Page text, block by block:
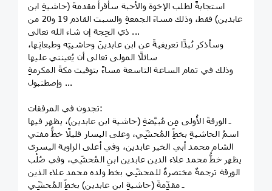
استجابةً لطلب الإخوة والأحبة سأقرأ مقدمةَ (حاشيةِ ابن
عابدين) فقط، وذلك مساءَ الجمعةِ والسبت القادم 19 و20 من
ذي الحِجة إن شاء الله تعالى ...
وسأذكر نُبذًا تعريفيةً عن ابن عابدينَ وحاشيتِه وطبعاتِها،
سائلًا المولى تعالى أن يُعينني عليها
وذلك في تمام الساعة التاسعة مساءً بتوقيت مكةَ المكرمةِ
وإصطنبول ...
تجدون في المرفقات:
ـ الورقةَ الأُولى مِن مُبيَّضةِ (حاشية ابن عابدين)، يظهر فيها
اسمُ الحاشيةِ بخطِّ المُحشِّي، وعلى اليسار قليلًا خطُّ مفتي
الشام محمد أبي الخير عابدين، وفي أعلى الزاوية اليسرى
يظهر خطُّ محمد علاء الدين عابدين ابنِ المُحشِّي، وفي صُلْب
الورقة ترجمةٌ مختصرةٌ للمحشِّي بخط ولده محمد علاء الذين
ـ مقدِّمةَ (حاشيةِ ابن عابدين) بخطِّ المُحشِّي